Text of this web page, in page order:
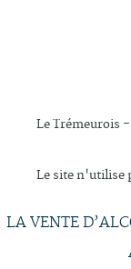
Le Trémeurois -
Le site n'utilise
LA VENTE